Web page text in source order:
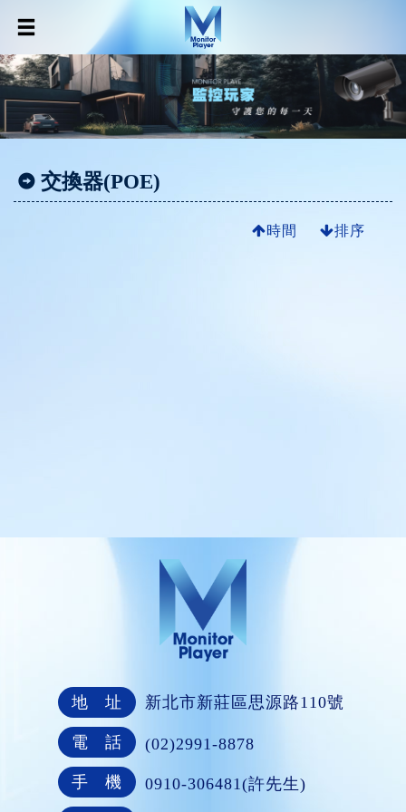
交換器(POE)
時間 排序
地 址 新北市新莊區思源路110號
電 話 (02)2991-8878
手 機 0910-306481(許先生)